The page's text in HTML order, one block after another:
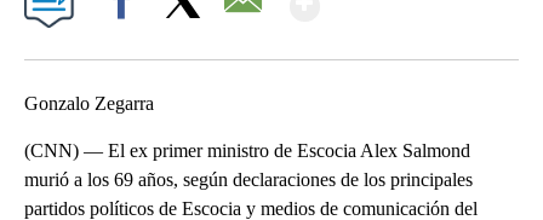
Gonzalo Zegarra
(CNN) — El ex primer ministro de Escocia Alex Salmond
murió a los 69 años, según declaraciones de los principales
partidos políticos de Escocia y medios de comunicación del